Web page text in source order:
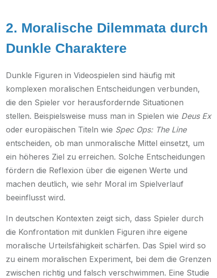
2. Moralische Dilemmata durch
Dunkle Charaktere
Dunkle Figuren in Videospielen sind häufig mit
komplexen moralischen Entscheidungen verbunden,
die den Spieler vor herausfordernde Situationen
stellen. Beispielsweise muss man in Spielen wie Deus Ex
oder europäischen Titeln wie Spec Ops: The Line
entscheiden, ob man unmoralische Mittel einsetzt, um
ein höheres Ziel zu erreichen. Solche Entscheidungen
fördern die Reflexion über die eigenen Werte und
machen deutlich, wie sehr Moral im Spielverlauf
beeinflusst wird.
In deutschen Kontexten zeigt sich, dass Spieler durch
die Konfrontation mit dunklen Figuren ihre eigene
moralische Urteilsfähigkeit schärfen. Das Spiel wird so
zu einem moralischen Experiment, bei dem die Grenzen
zwischen richtig und falsch verschwimmen. Eine Studie